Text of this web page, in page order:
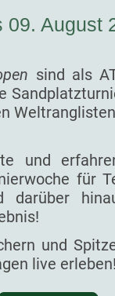
09. August
sind als
und
für
darüber
und
live erleben!